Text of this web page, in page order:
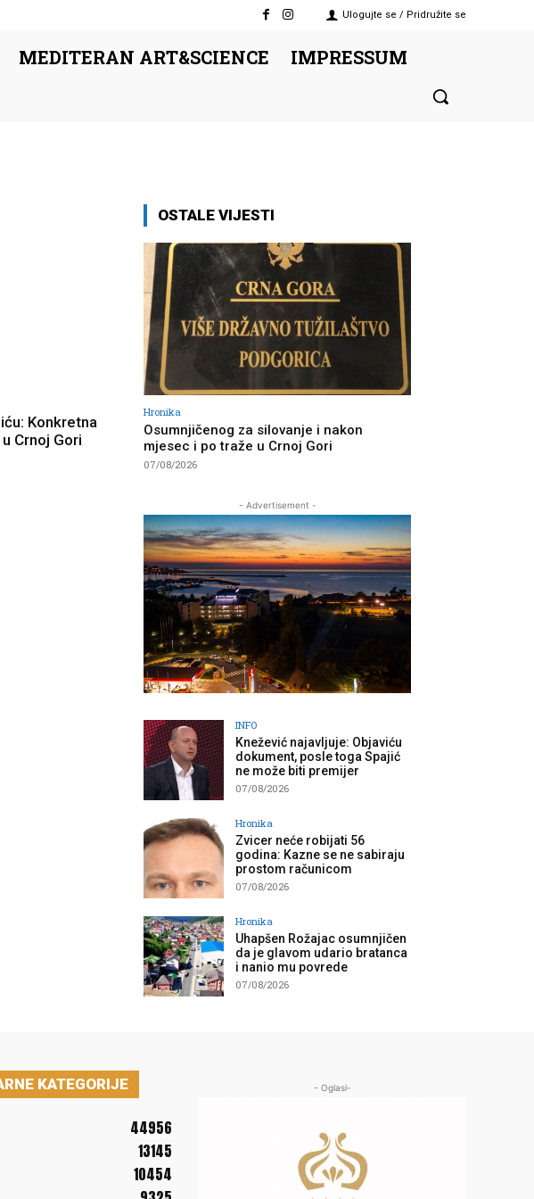
Ulogujte se / Pridružite se
MEDITERAN ART&SCIENCE IMPRESSUM
Konkretna
Crnoj Gori
OSTALE VIJESTI
Hronika
Osumnjičenog za silovanje i nakon
mjesec i po traže u Crnoj Gori
07/08/2026
- Advertisement -
INFO
Knežević najavljuje: Objaviću
dokument, posle toga Spajić
ne može biti premijer
07/08/2026
Hronika
Zvicer neće robijati 56
godina: Kazne se ne sabiraju
prostom računicom
07/08/2026
Hronika
Uhapšen Rožajac osumnjičen
da je glavom udario bratanca
i nanio mu povrede
07/08/2026
KATEGORIJE
44956
13145
10454
- Oglasi-